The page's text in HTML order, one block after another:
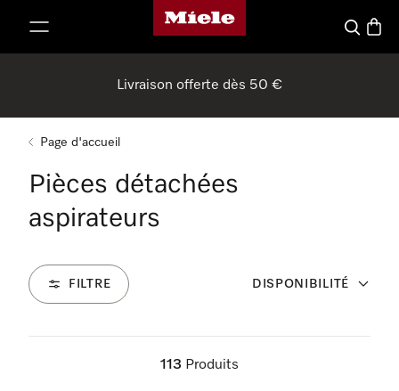
Page d'accueil de Miele
Panier
Livraison offerte dès 50 €
Page d'accueil
Pièces détachées
aspirateurs
FILTRE DISPONIBILITÉ
113 Produits